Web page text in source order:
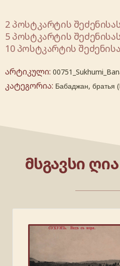
2 პოსტკარტის
5 პოსტკარტის
10 პოსტკარტის
არტიკული:
კატეგორია: Бабаджан, братья
ᲛᲡᲒᲐᲕᲡᲘ